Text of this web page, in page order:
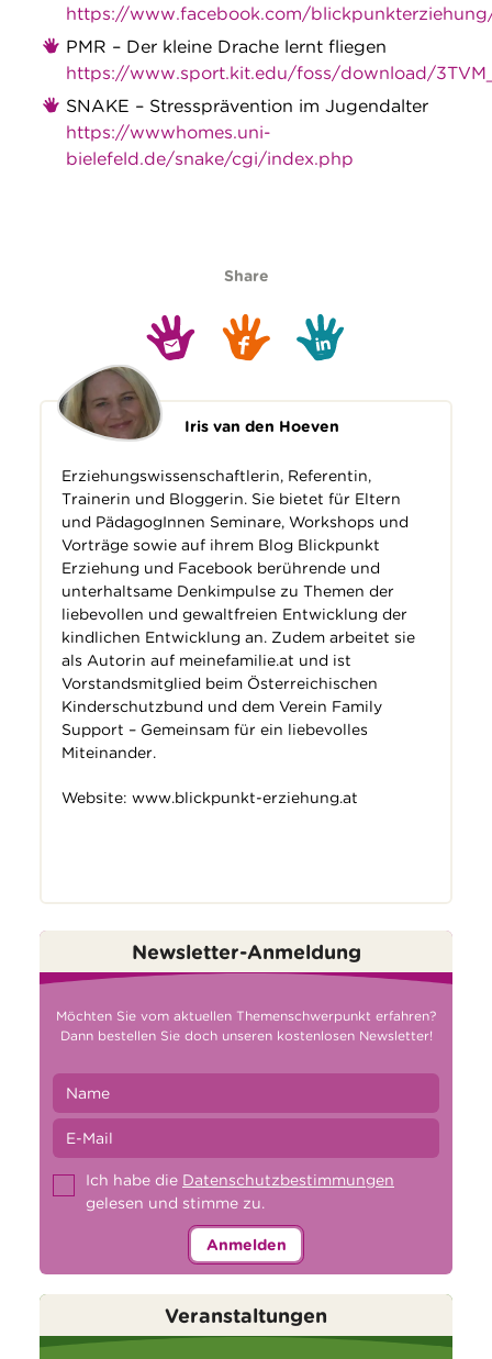
https://www.facebook.com/
PMR – Der kleine Drache lernt fliegen
https://www.sport.kit.edu/foss/download/
SNAKE – Stressprävention im Jugendalter
https://wwwhomes.uni-
bielefeld.de/snake/cgi/index.php
Share
Iris van den Hoeven
Erziehungswissenschaftlerin, Referentin,
Trainerin und Bloggerin. Sie bietet für Eltern
und PädagogInnen Seminare, Workshops und
Vorträge sowie auf ihrem Blog Blickpunkt
Erziehung und Facebook berührende und
unterhaltsame Denkimpulse zu Themen der
liebevollen und gewaltfreien Entwicklung der
kindlichen Entwicklung an. Zudem arbeitet sie
als Autorin auf meinefamilie.at und ist
Vorstandsmitglied beim Österreichischen
Kinderschutzbund und dem Verein Family
Support – Gemeinsam für ein liebevolles
Miteinander.
Website: www.blickpunkt-erziehung.at
Newsletter-Anmeldung
Möchten Sie vom aktuellen Themenschwerpunkt erfahren?
Dann bestellen Sie doch unseren kostenlosen Newsletter!
Ich habe die Datenschutzbestimmungen
gelesen und stimme zu.
Anmelden
Veranstaltungen